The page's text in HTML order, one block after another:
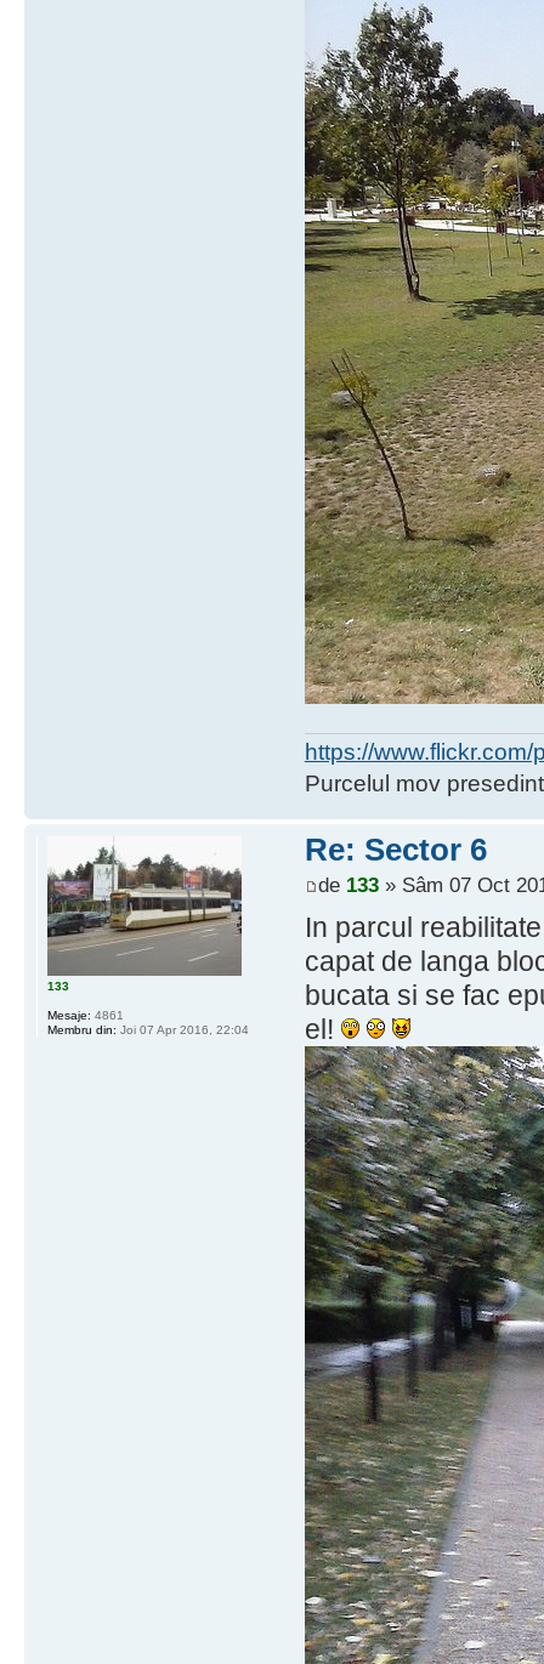
https://
Purcelul mov
Re: Sector 6
de 133» Sâm 07 Oct
In parcul
capat de langa
bucata si se fac
el!
133
Mesaje: 4861
Membru din: Joi 07 Apr 2016, 22:04